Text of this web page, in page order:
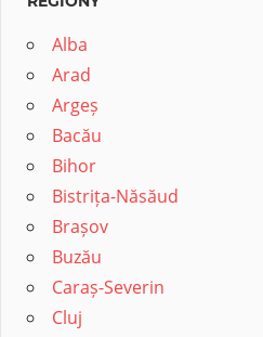
Alba
Arad
Argeș
Bacău
Bihor
Bistrița-Năsăud
Brașov
Buzău
Caraș-Severin
Cluj